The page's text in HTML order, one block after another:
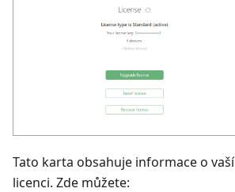
Tato karta obsahuje informace o vaší
licenci. Zde můžete: